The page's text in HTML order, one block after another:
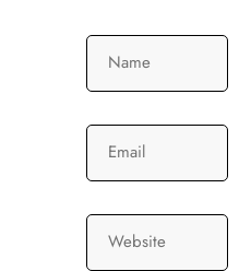
Name
Email
Website